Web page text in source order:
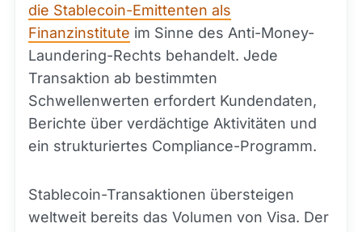
die Stablecoin-Emittenten als
Finanzinstitute im Sinne des Anti-Money-
Laundering-Rechts behandelt. Jede
Transaktion ab bestimmten
Schwellenwerten erfordert Kundendaten,
Berichte über verdächtige Aktivitäten und
ein strukturiertes Compliance-Programm.
Stablecoin-Transaktionen übersteigen
weltweit bereits das Volumen von Visa. Der